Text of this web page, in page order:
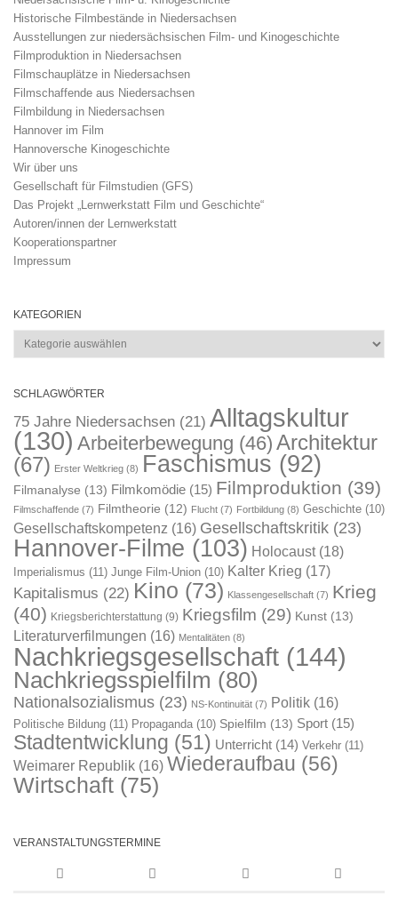
Historische Filmbestände in Niedersachsen
Ausstellungen zur niedersächsischen Film- und Kinogeschichte
Filmproduktion in Niedersachsen
Filmschauplätze in Niedersachsen
Filmschaffende aus Niedersachsen
Filmbildung in Niedersachsen
Hannover im Film
Hannoversche Kinogeschichte
Wir über uns
Gesellschaft für Filmstudien (GFS)
Das Projekt „Lernwerkstatt Film und Geschichte“
Autoren/innen der Lernwerkstatt
Kooperationspartner
Impressum
KATEGORIEN
Kategorien
SCHLAGWÖRTER
75 Jahre Niedersachsen (21) Alltagskultur
(130) Arbeiterbewegung (46) Architektur
(67) Erster Weltkrieg (8) Faschismus (92)
Filmanalyse (13) Filmkomödie (15) Filmproduktion (39)
Filmschaffende (7) Filmtheorie (12) Flucht (7) Fortbildung (8) Geschichte (10)
Gesellschaftskompetenz (16) Gesellschaftskritik (23)
Hannover-Filme (103) Holocaust(18)
Imperialismus (11) Junge Film-Union (10) Kalter Krieg (17)
Kapitalismus (22) Kino (73) Klassengesellschaft (7) Krieg
(40) Kriegsberichterstattung (9) Kriegsfilm (29) Kunst (13)
Literaturverfilmungen (16) Mentalitäten (8)
Nachkriegsgesellschaft (144)
Nachkriegsspielfilm (80)
Nationalsozialismus (23) NS-Kontinuität (7) Politik (16)
Politische Bildung (11) Propaganda (10) Spielfilm (13) Sport (15)
Stadtentwicklung (51) Unterricht (14) Verkehr (11)
Weimarer Republik (16) Wiederaufbau (56)
Wirtschaft (75)
VERANSTALTUNGSTERMINE